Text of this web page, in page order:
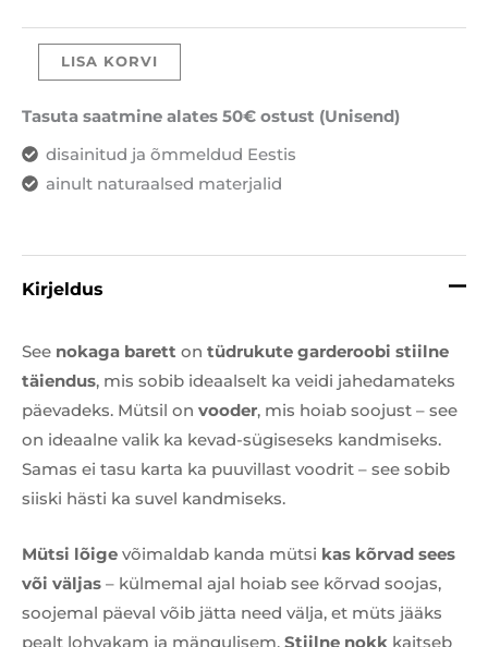
LISA KORVI
Tasuta saatmine alates 50€ ostust (Unisend)
disainitud ja õmmeldud Eestis
ainult naturaalsed materjalid
Kirjeldus
See nokaga barett on tüdrukute garderoobi stiilne
täiendus, mis sobib ideaalselt ka veidi jahedamateks
päevadeks. Mütsil on vooder, mis hoiab soojust – see
on ideaalne valik ka kevad-sügiseseks kandmiseks.
Samas ei tasu karta ka puuvillast voodrit – see sobib
siiski hästi ka suvel kandmiseks.
Mütsi lõige võimaldab kanda mütsi kas kõrvad sees
või väljas – külmemal ajal hoiab see kõrvad soojas,
soojemal päeval võib jätta need välja, et müts jääks
pealt lohvakam ja mängulisem. Stiilne nokk kaitseb